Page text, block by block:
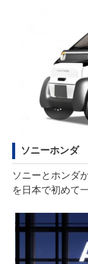
ソニーホンダ
ソニーとホンダ
を日本で初めて